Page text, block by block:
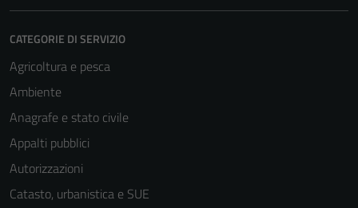
CATEGORIE DI SERVIZIO
Agricoltura e pesca
Ambiente
Anagrafe e stato civile
Appalti pubblici
Autorizzazioni
Catasto, urbanistica e SUE